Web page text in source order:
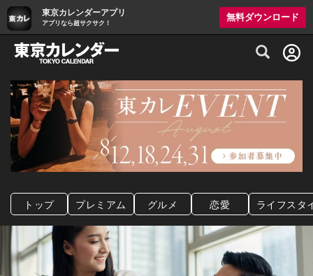
東京カレンダーアプリ
アプリなら超サクサク！
無料ダウンロード
グルメ情報・プレミアムレストラン予約
トップ プレミアム グルメ 恋愛 ライフスタ